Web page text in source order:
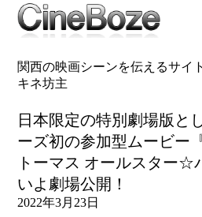
関西の映画シーンを伝えるサイト
キネ坊主
日本限定の特別劇場版と
ーズ初の参加型ムービー
トーマス オールスター☆
いよ劇場公開！
2022年3月23日